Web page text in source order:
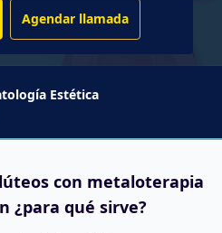
Agendar llamada
Estética
con metaloterapia
¿para qué sirve?